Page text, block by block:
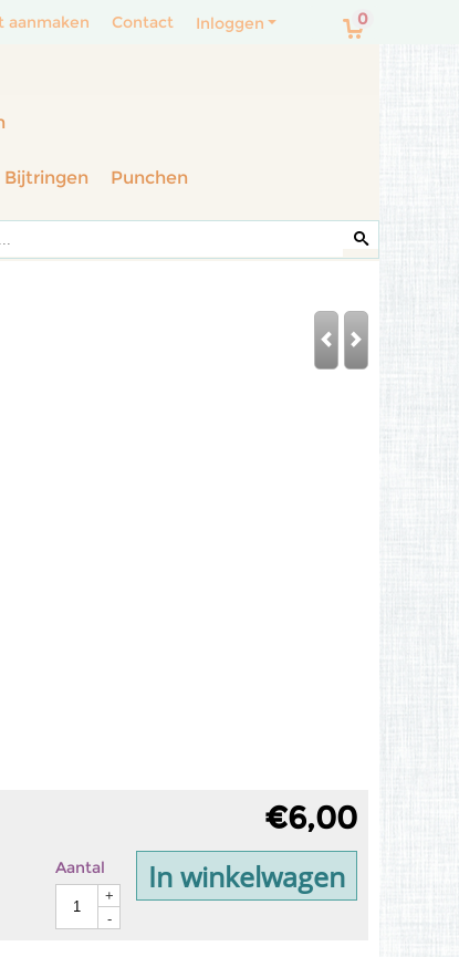
0
Inloggen
aanmaken Contact
Bijtringen Punchen
€6,00
Aantal
+
-
In winkelwagen